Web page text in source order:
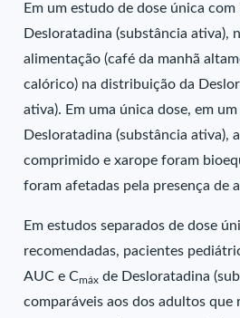
Em um estudo de dose única com
Desloratadina (substância ativa),
alimentação (café da manhã
calórico) na distribuição da
ativa). Em uma única dose, em
Desloratadina (substância ativa),
comprimido e xarope foram
foram afetadas pela presença de
Em estudos separados de dose
recomendadas, pacientes
AUC e Cmáx de Desloratadina
comparáveis aos dos adultos que